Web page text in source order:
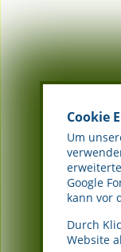
Cookie
Um
Google
kann vor
Durch
Website